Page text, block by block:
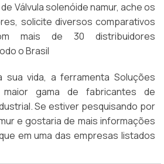
Válvula solenóide namur, ache os
solicite diversos comparativos
mais de 30 distribuidores
o Brasil
sua vida, a ferramenta Soluções
gama de fabricantes de
Se estiver pesquisando por
e gostaria de mais informações
em uma das empresas listados